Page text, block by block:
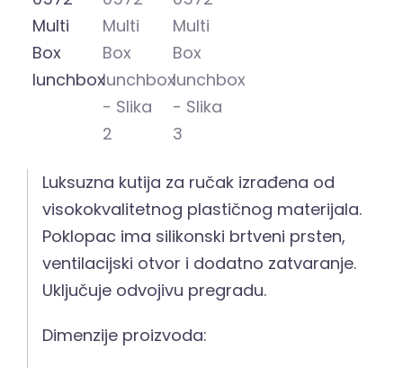
Luksuzna kutija za ručak izrađena od
visokokvalitetnog plastičnog materijala.
Poklopac ima silikonski brtveni prsten,
ventilacijski otvor i dodatno zatvaranje.
Uključuje odvojivu pregradu.
Dimenzije proizvoda: